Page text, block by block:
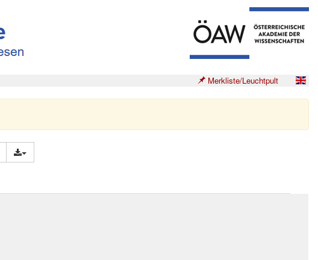
Merkliste/Leuchtpult